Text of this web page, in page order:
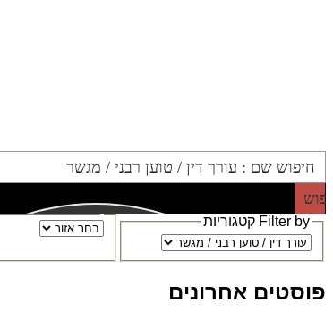
Filter by קטגוריות
פוסטים אחרונים